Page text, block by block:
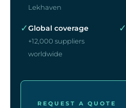
Lekhaven
✓Global coverage
+12,000 suppliers
worldwide
✓
REQUEST A QUOTE